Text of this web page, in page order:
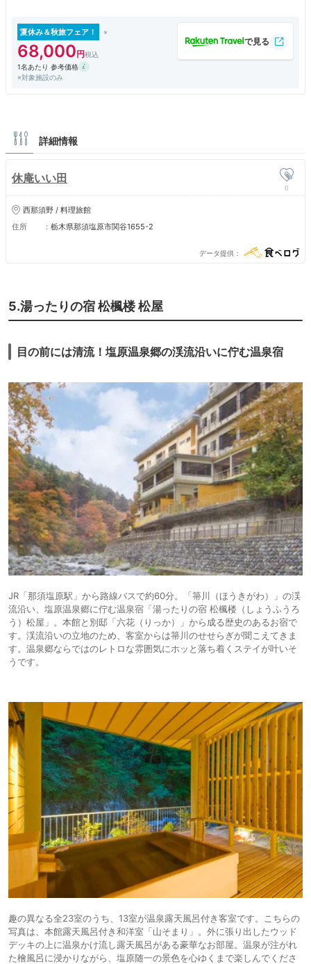
夏休み＆秋旅フェア！
68,000
1名あたり 参考価格
※対象施設のみ
詳細情報
休庵いい田
0
西那須野 / 料理旅館
住所
栃木県那須塩原市関谷1655-2
データ提供
5.湯ったりの宿 松楓楼 松屋
目の前には清流！塩原温泉郷の渓流沿いに佇む温泉宿
JR「那須塩原駅」から路線バスで約60分。「箒川（ほうきがわ）」の渓
流沿い、塩原温泉郷に佇む温泉宿「湯ったりの宿 松楓楼（しょうふうろ
う）松屋」。本館と別邸「六花（りっか）」から成る歴史のあるお宿で
す。渓流沿いの立地のため、客室からは箒川のせせらぎが聞こえてきま
す。温泉郷ならではのレトロな雰囲気にホッと落ち着くステイが叶いそ
うです。
趣の異なる全23室のうち、13室が温泉露天風呂付き客室です。こちらの
写真は、本館露天風呂付き和洋室「山そまり」。外に張り出したウッド
デッキの上に温泉かけ流し露天風呂がある豪華なお部屋。温泉が注がれ
た檜風呂に浸かりながら、塩原随一の景色を心ゆくまで楽しんでくださ